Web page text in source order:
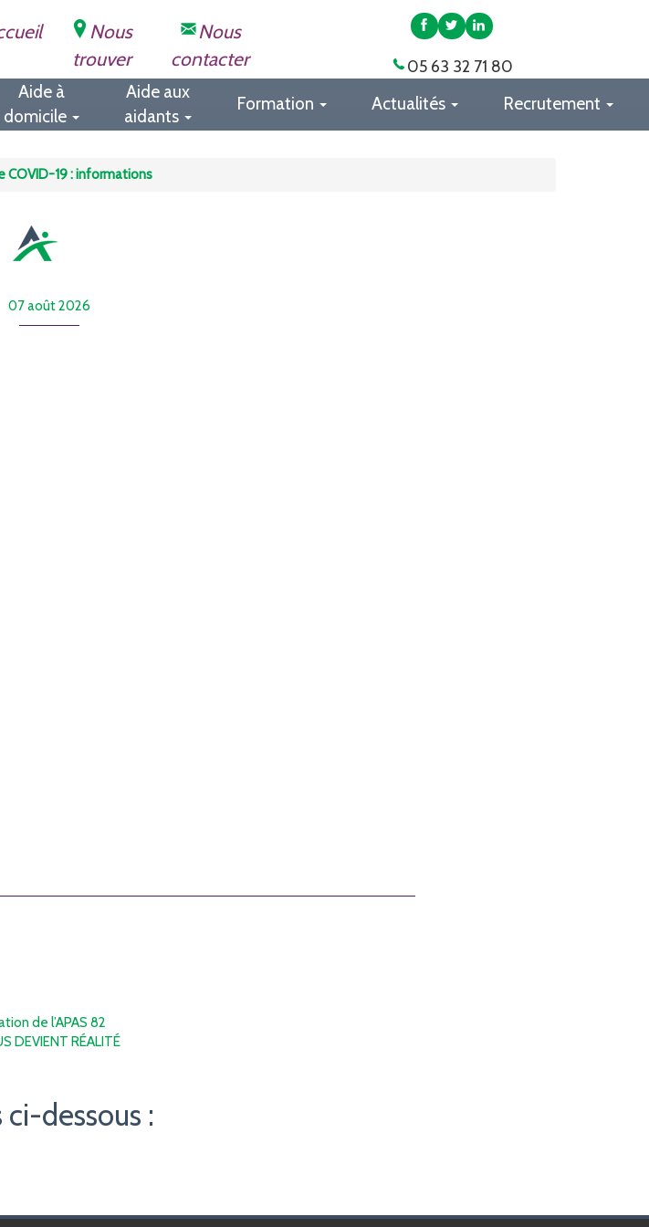
Nous
trouver
Nous
contacter
APAS
sur
Facebook
APAS
sur
Twitter
APAS
sur
LinkedIn
05 63 32 71 80
Aide à
domicile
Aide aux
aidants
Formation Actualités Recrutement
COVID-19 : informations
07 août 2026
de l’APAS 82
DEVIENT RÉALITÉ
dessous :